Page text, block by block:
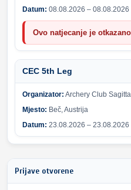
Datum: 08.08.2026 – 08.08.2026
Ovo natjecanje je
CEC 5th Leg
Organizator: Archery Club
Mjesto: Beč, Austrija
Datum: 23.08.2026 – 23.08.2026
Prijave otvorene